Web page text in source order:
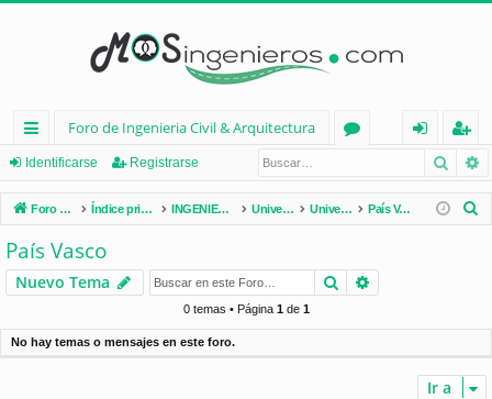
nl
ac
es
rá
pi
d
Foro de Ingenieria Civil & Arquitectura
os
nt
ifi
e
eg
ist
ra
Identificarse Registrarse
Foro de Ingenieria Civil & Arquitectura Índice principal INGENIERÍA CIVIL (España) Universidades de España Universidades por Comunidades País Vasco
r
País Vasco
Nuevo Tema Buscar
0 temas • Página 1de 1
No hay temas o mensajes en este foro.
Ir a